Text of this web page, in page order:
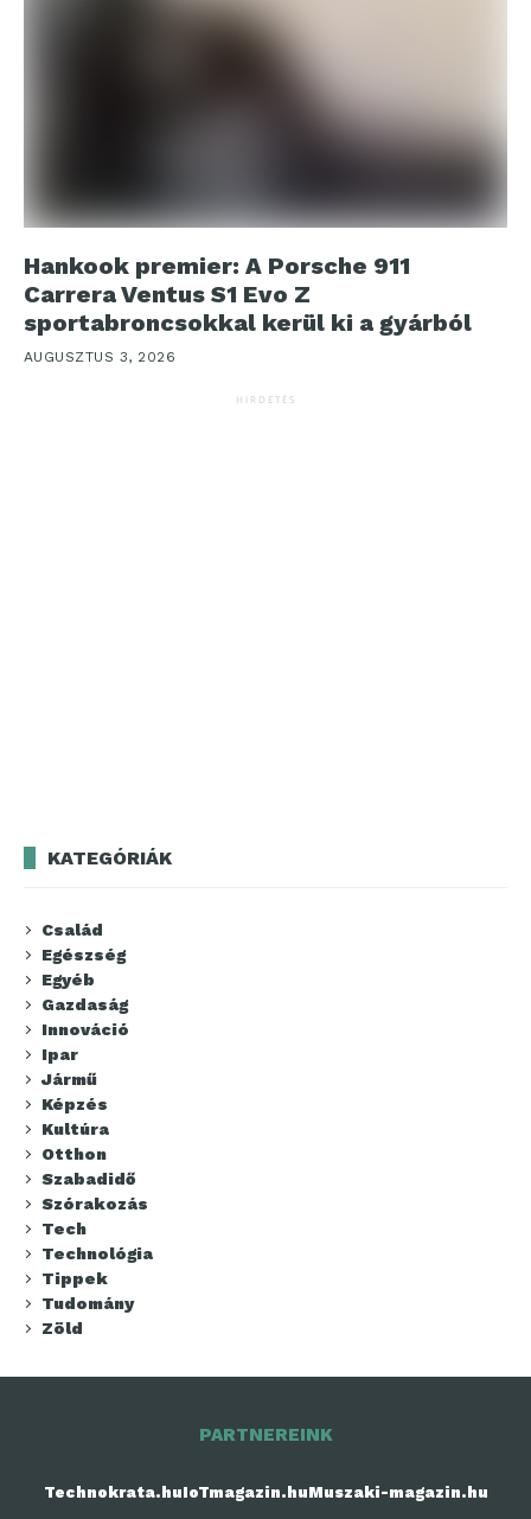
Hankook premier: A Porsche 911
Carrera Ventus S1 Evo Z
sportabroncsokkal kerül ki a gyárból
AUGUSZTUS 3, 2026
HIRDETÉS
KATEGÓRIÁK
Család
Egészség
Egyéb
Gazdaság
Innováció
Ipar
Jármű
Képzés
Kultúra
Otthon
Szabadidő
Szórakozás
Tech
Technológia
Tippek
Tudomány
Zöld
PARTNEREINK
Technokrata.huIoTmagazin.huMuszaki-magazin.hu